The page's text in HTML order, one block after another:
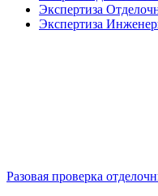
Экспертиза
Экспертиза
Разовая проверка